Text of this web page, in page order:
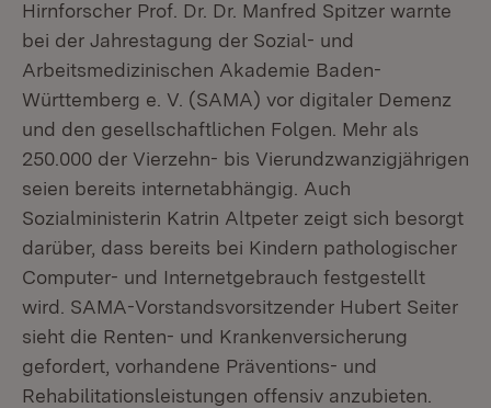
Hirnforscher Prof. Dr. Dr. Manfred Spitzer warnte
bei der Jahrestagung der Sozial- und
Arbeitsmedizinischen Akademie Baden-
Württemberg e. V. (SAMA) vor digitaler Demenz
und den gesellschaftlichen Folgen. Mehr als
250.000 der Vierzehn- bis Vierundzwanzigjährigen
seien bereits internetabhängig. Auch
Sozialministerin Katrin Altpeter zeigt sich besorgt
darüber, dass bereits bei Kindern pathologischer
Computer- und Internetgebrauch festgestellt
wird. SAMA-Vorstandsvorsitzender Hubert Seiter
sieht die Renten- und Krankenversicherung
gefordert, vorhandene Präventions- und
Rehabilitationsleistungen offensiv anzubieten.